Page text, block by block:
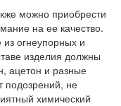
можно приобрести
на ее качество.
огнеупорных и
изделия должны
ацетон и разные
подозрений, не
химический